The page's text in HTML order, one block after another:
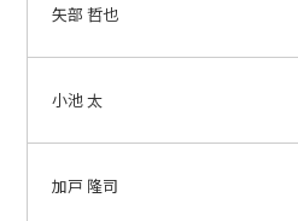
矢部 哲也
小池 太
加戸 隆司